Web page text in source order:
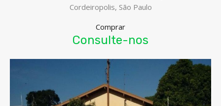
Cordeiropolis, São Paulo
Comprar
Consulte-nos